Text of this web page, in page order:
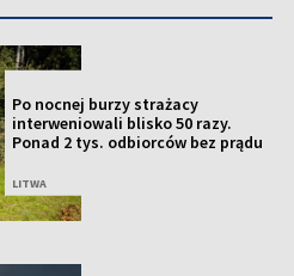
Po nocnej burzy strażacy
interweniowali blisko 50 razy.
Ponad 2 tys. odbiorców bez prądu
LITWA